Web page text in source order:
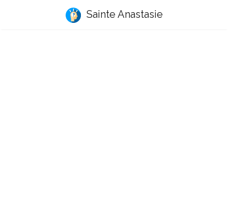
Sainte Anastasie